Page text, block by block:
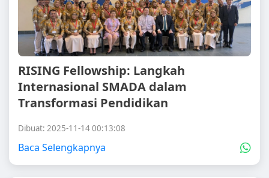
RISING Fellowship: Langkah
Internasional SMADA dalam
Transformasi Pendidikan
Dibuat: 2025-11-14 00:13:08
Baca Selengkapnya